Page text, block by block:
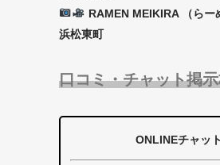
RAMEN MEIKIRA （らー
浜松東町
口コミ・チャット掲
ONLINEチャット